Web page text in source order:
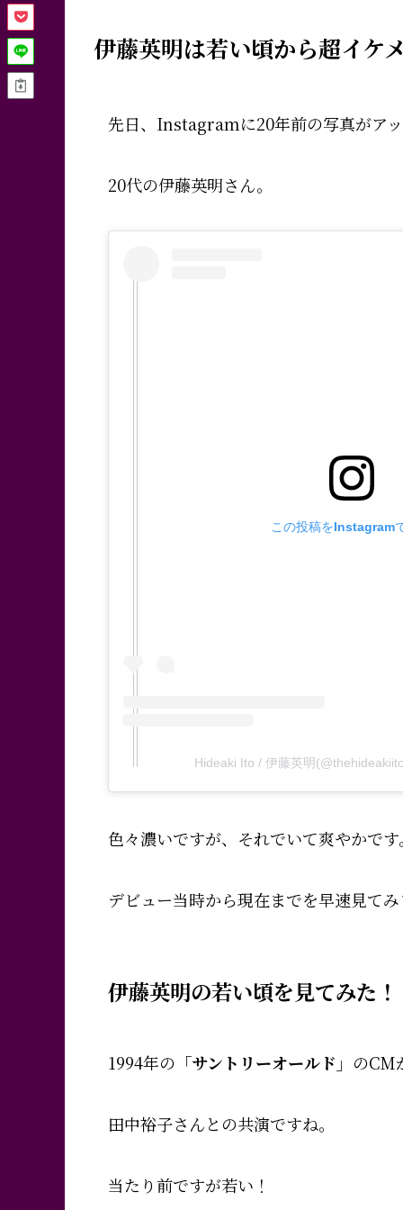
伊藤英明は若い頃から超イケ
先日、Instagramに20年前の写真がア
20代の伊藤英明さん。
この投稿をInstagram
Hideaki Ito / 伊藤英明
色々濃いですが、それでいて爽やかです
デビュー当時から現在までを早速見て
伊藤英明の若い頃を見てみた！
1994年の 「サントリーオールド」 のCM
田中裕子さんとの共演ですね。
当たり前ですが若い！